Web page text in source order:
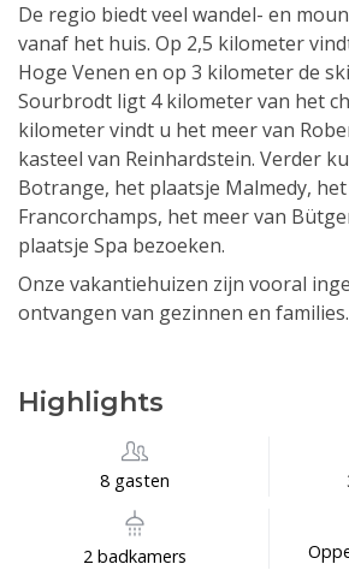
De regio biedt veel wandel- en
vanaf het huis. Op 2,5 kilometer
Hoge Venen en op 3 kilometer de
Sourbrodt ligt 4 kilometer van het
kilometer vindt u het meer van
kasteel van Reinhardstein. Verder
Botrange, het plaatsje Malmedy,
Francorchamps, het meer van
plaatsje Spa bezoeken.
Onze vakantiehuizen zijn vooral
ontvangen van gezinnen en families.
Highlights
8 gasten
2 badkamers